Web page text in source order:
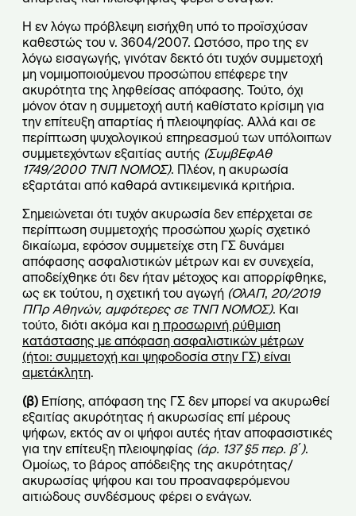
Η εν λόγω πρόβλεψη εισήχθη υπό το προϊσχύσαν
καθεστώς του ν. 3604/2007. Ωστόσο, προ της εν
λόγω εισαγωγής, γινόταν δεκτό ότι τυχόν συμμετοχή
μη νομιμοποιούμενου προσώπου επέφερε την
ακυρότητα της ληφθείσας απόφασης. Τούτο, όχι
μόνον όταν η συμμετοχή αυτή καθίστατο κρίσιμη για
την επίτευξη απαρτίας ή πλειοψηφίας. Αλλά και σε
περίπτωση ψυχολογικού επηρεασμού των υπόλοιπων
συμμετεχόντων εξαιτίας αυτής (ΣυμβΕφΑθ
1749/2000 ΤΝΠ ΝΟΜΟΣ). Πλέον, η ακυρωσία
εξαρτάται από καθαρά αντικειμενικά κριτήρια.
Σημειώνεται ότι τυχόν ακυρωσία δεν επέρχεται σε
περίπτωση συμμετοχής προσώπου χωρίς σχετικό
δικαίωμα, εφόσον συμμετείχε στη ΓΣ δυνάμει
απόφασης ασφαλιστικών μέτρων και εν συνεχεία,
αποδείχθηκε ότι δεν ήταν μέτοχος και απορρίφθηκε,
ως εκ τούτου, η σχετική του αγωγή (ΟλΑΠ, 20/2019
ΠΠρ Αθηνών, αμφότερες σε ΤΝΠ ΝΟΜΟΣ). Και
τούτο, διότι ακόμα και η προσωρινή ρύθμιση
κατάστασης με απόφαση ασφαλιστικών μέτρων
(ήτοι: συμμετοχή και ψηφοδοσία στην ΓΣ) είναι
αμετάκλητη.
(β) Επίσης, απόφαση της ΓΣ δεν μπορεί να ακυρωθεί
εξαιτίας ακυρότητας ή ακυρωσίας επί μέρους
ψήφων, εκτός αν οι ψήφοι αυτές ήταν αποφασιστικές
για την επίτευξη πλειοψηφίας (άρ. 137 §5 περ. β΄).
Ομοίως, το βάρος απόδειξης της ακυρότητας/
ακυρωσίας ψήφου και του προαναφερόμενου
αιτιώδους συνδέσμους φέρει ο ενάγων.